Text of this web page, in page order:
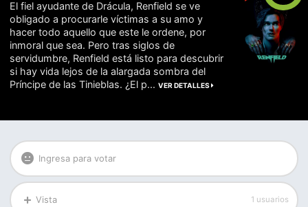
El fiel ayudante de Drácula, Renfield se ve
obligado a procurarle víctimas a su amo y
hacer todo aquello que este le ordene, por
inmoral que sea. Pero tras siglos de
servidumbre, Renfield está listo para descubrir
si hay vida lejos de la alargada sombra del
Príncipe de las Tinieblas. ¿El p...VER DETALLES
Ingresa para votar
Vista 1 usuarios